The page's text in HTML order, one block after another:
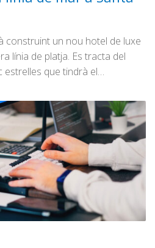
construint un nou hotel de luxe
línia de platja. Es tracta del
estrelles que tindrà el…